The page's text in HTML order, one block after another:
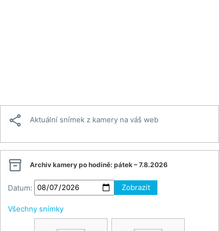
 Aktuální snímek z kamery na váš web
 Archiv kamery po hodině: pátek – 7.8.2026
Datum: Zobrazit
Všechny snímky